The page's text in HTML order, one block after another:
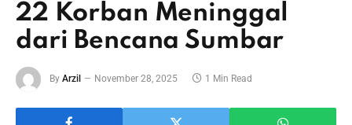
22 Korban Meninggal
dari Bencana Sumbar
By Arzil November 28, 2025 1 Min Read